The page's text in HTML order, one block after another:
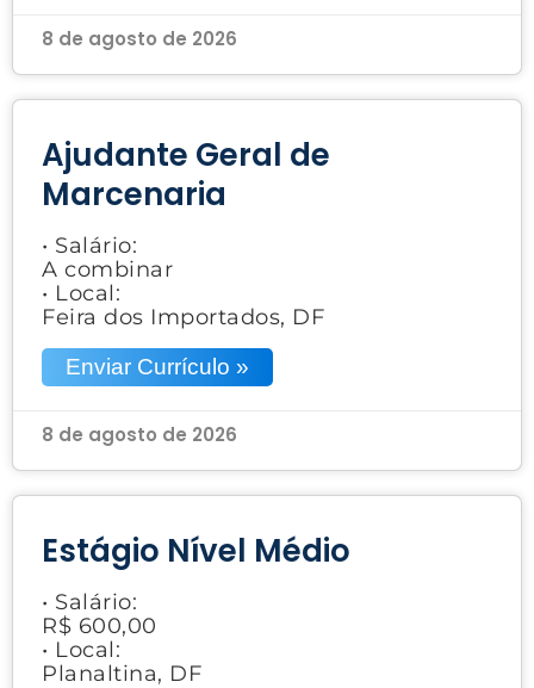
8 de agosto de 2026
Ajudante Geral de
Marcenaria
• Salário:
A combinar
• Local:
Feira dos Importados, DF
Enviar Currículo »
8 de agosto de 2026
Estágio Nível Médio
• Salário:
R$ 600,00
• Local:
Planaltina, DF